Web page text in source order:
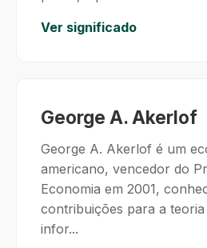
Ver significado
George A. Akerlof
George A. Akerlof é um
americano, vencedor do
Economia em 2001,
contribuições para a teoria
infor...